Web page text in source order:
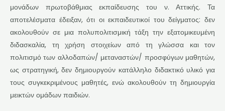
μονάδων πρωτοβάθμιας εκπαίδευσης του ν. Αττικής. Τα
αποτελέσματα έδειξαν, ότι οι εκπαιδευτικοί του δείγματος: δεν
ακολουθούν σε μια πολυπολιτισμική τάξη την εξατομικευμένη
διδασκαλία, τη χρήση στοιχείων από τη γλώσσα και τον
πολιτισμό των αλλοδαπών/ μεταναστών/ προσφύγων μαθητών,
ως στρατηγική, δεν δημιουργούν κατάλληλο διδακτικό υλικό για
τους συγκεκριμένους μαθητές, ενώ ακολουθούν τη δημιουργία
μεικτών ομάδων παιδιών.